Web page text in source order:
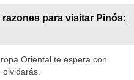
para visitar Pinós:
Oriental te espera con